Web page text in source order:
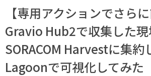
【専用アクションでさらに
Gravio Hub2で収集した
SORACOM Harvestに集約
Lagoonで可視化してみた